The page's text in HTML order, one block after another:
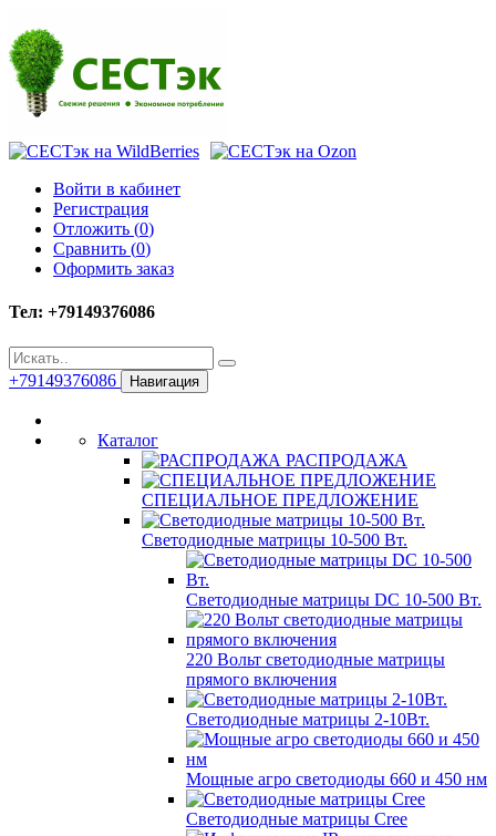
Войти в кабинет
Регистрация
Отложить (0)
Сравнить (0)
Оформить заказ
Тел: +79149376086
+79149376086 Навигация
Каталог
РАСПРОДАЖА
СПЕЦИАЛЬНОЕ ПРЕДЛОЖЕНИЕ
Светодиодные матрицы 10-500 Вт.
Светодиодные матрицы DC 10-500 Вт.
220 Вольт cветодиодные матрицы
прямого включения
Светодиодные матрицы 2-10Вт.
Мощные агро светодиоды 660 и 450 нм
Светодиодные матрицы Cree